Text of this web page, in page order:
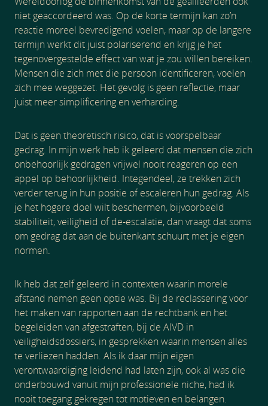
niet geaccordeerd was. Op de korte termijn kan zo’n
reactie moreel bevredigend voelen, maar op de langere
termijn werkt dit juist polariserend en krijg je het
tegenovergestelde effect van wat je zou willen bereiken.
Mensen die zich met die persoon identificeren, voelen
zich mee weggezet. Het gevolg is geen reflectie, maar
juist meer simplificering en verharding.
Dat is geen theoretisch risico, dat is voorspelbaar
gedrag. In mijn werk heb ik geleerd dat mensen die zich
onbehoorlijk gedragen vrijwel nooit reageren op een
appel op behoorlijkheid. Integendeel, ze trekken zich
verder terug in hun positie of escaleren hun gedrag. Als
je het hogere doel wilt beschermen, bijvoorbeeld
stabiliteit, veiligheid of de-escalatie, dan vraagt dat soms
om gedrag dat aan de buitenkant schuurt met je eigen
normen.
Ik heb dat zelf geleerd in contexten waarin morele
afstand nemen geen optie was. Bij de reclassering voor
het maken van rapporten aan de rechtbank en het
begeleiden van afgestraften, bij de AIVD in
veiligheidsdossiers, in gesprekken waarin mensen alles
te verliezen hadden. Als ik daar mijn eigen
verontwaardiging leidend had laten zijn, ook al was die
onderbouwd vanuit mijn professionele niche, had ik
nooit toegang gekregen tot motieven en belangen.